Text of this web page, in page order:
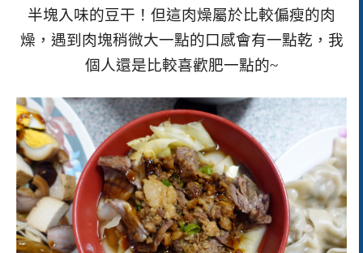
半塊入味的豆干！但這肉燥屬於比較偏瘦的肉
燥，遇到肉塊稍微大一點的口感會有一點乾，我
個人還是比較喜歡肥一點的~